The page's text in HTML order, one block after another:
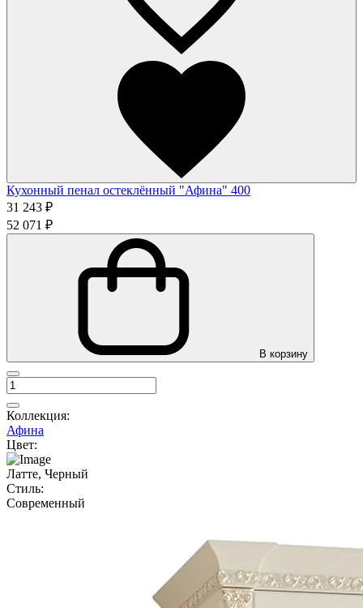
Кухонный пенал остеклённый "Афина" 400
31 243 ₽
52 071 ₽
В корзину
Коллекция:
Афина
Цвет:
Латте, Черный
Стиль:
Современный